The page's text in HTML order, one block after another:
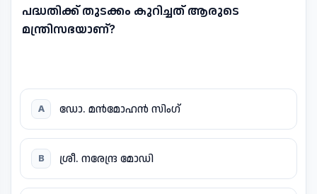
പദ്ധതിക്ക് തുടക്കം കുറിച്ചത് ആരുടെ
മന്ത്രിസഭയാണ്?
A ഡോ. മൻമോഹൻ സിംഗ്
B ശ്രീ. നരേന്ദ്ര മോഡി